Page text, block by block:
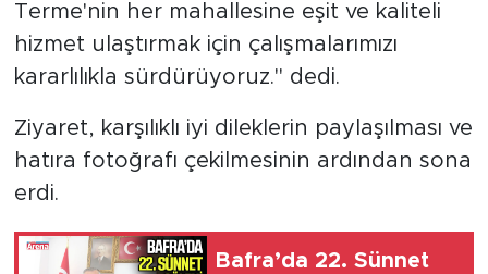
Terme'nin her mahallesine eşit ve kaliteli
hizmet ulaştırmak için çalışmalarımızı
kararlılıkla sürdürüyoruz." dedi.
Ziyaret, karşılıklı iyi dileklerin paylaşılması ve
hatıra fotoğrafı çekilmesinin ardından sona
erdi.
Bafra’da 22. Sünnet